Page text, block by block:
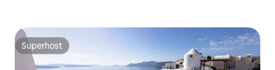
Superhost
Superhost